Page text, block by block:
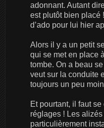
adonnant. Autant
est plutôt bien placé
d’ado pour lui hier
Alors il y a un petit
qui se met en place
tombe. On a beau
veut sur la conduite
toujours un peu
Et pourtant, il faut
réglages ! Les
particulièrement